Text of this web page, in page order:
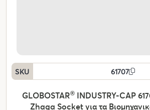
SKU 61707
GLOBOSTAR® INDUSTRY-CAP
Zhaga Socket για τα